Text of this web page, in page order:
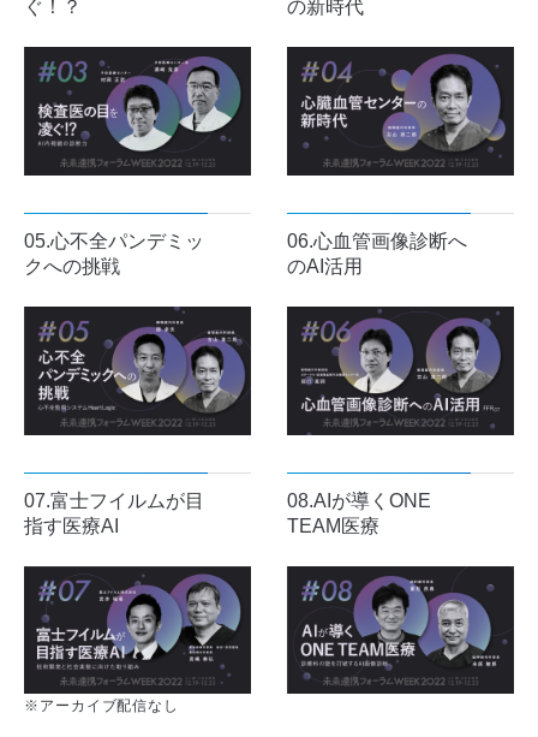
ぐ！？
の新時代
05.心不全パンデミッ
クへの挑戦
06.心血管画像診断へ
のAI活用
07.富士フイルムが目
指す医療AI
※アーカイブ配信なし
08.AIが導くONE
TEAM医療